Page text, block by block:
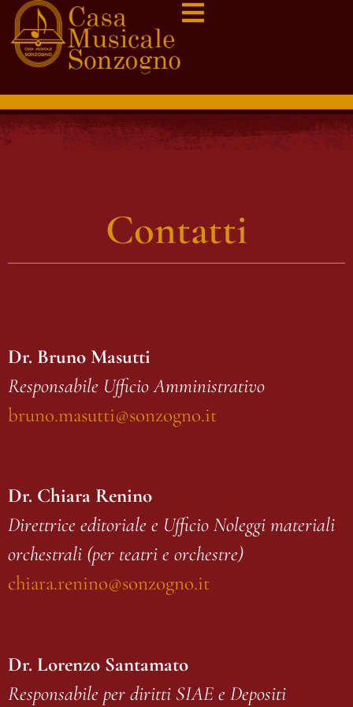
Contatti
Dr. Bruno Masutti
Responsabile Ufficio Amministrativo
bruno.masutti@sonzogno.it
Dr. Chiara Renino
Direttrice editoriale e Ufficio Noleggi materiali
orchestrali (per teatri e orchestre)
chiara.renino@sonzogno.it
Dr. Lorenzo Santamato
Responsabile per diritti SIAE e Depositi